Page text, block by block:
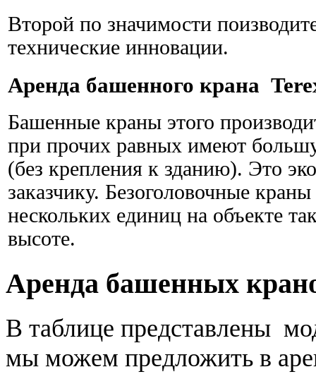
Второй по значимости
технические инновации.
Аренда башенного крана
Башенные краны этого
при прочих равных имеют
(без крепления к зданию). Это
заказчику. Безоголовочные
нескольких единиц на объекте
высоте.
Аренда башенных
В таблице представлены
мы можем предложить в